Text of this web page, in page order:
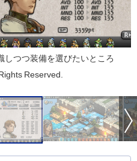
しつつ装備を選びたいところ
Reserved.